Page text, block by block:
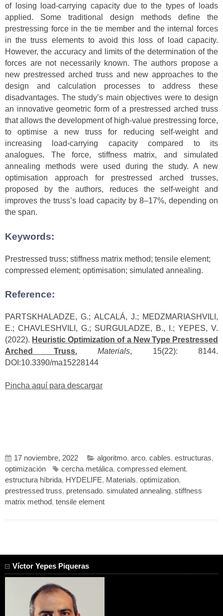
of losing load-carrying capacity due to the types of loads
applied. Some traditional design methods define the
prestressing force in the tie member and the internal forces
in the truss elements to avoid this loss of load capacity.
However, the accuracy and limits of the determination of the
forces are not necessarily known. The authors propose a
new prestressed arched truss and new approaches to the
design and calculation processes to address these
disadvantages. The study’s main objectives were to design
an innovative geometric form of a prestressed arched truss
that allows the development of high-value prestressing force,
to optimise a new truss for reducing self-weight and
increasing load-carrying capacity compared to its
analogues. The force, stiffness matrix, and simulated
annealing methods were used during the study. A new
optimisation approach for prestressed arched trusses,
proposed by the authors, reduces the self-weight and
improves the truss’s load capacity by 8–17%, depending on
the span.
Keywords:
Prestressed truss; stiffness matrix method; tensile element;
compressed element; optimisation; simulated annealing.
Reference:
PARTSKHALADZE, G.; ALCALÁ, J.; MEDZMARIASHVILI,
E.; CHAVLESHVILI, G.; SURGULADZE, B., I.; YEPES, V.
(2022). Heuristic Optimization of a New Type Prestressed
Arched Truss.
Materials, 15(22): 8144.
DOI:10.3390/ma15228144
Pincha aquí para descargar
17 noviembre, 2022 algoritmo, arco, cables, estructuras,
optimización
cercha metálica, compressed element,
estructura híbrida, HYDELIFE, Materials, optimization,
prestressed truss, pretensado, simulated annealing, stiffness
matrix method, tensile element
Víctor Yepes Piqueras